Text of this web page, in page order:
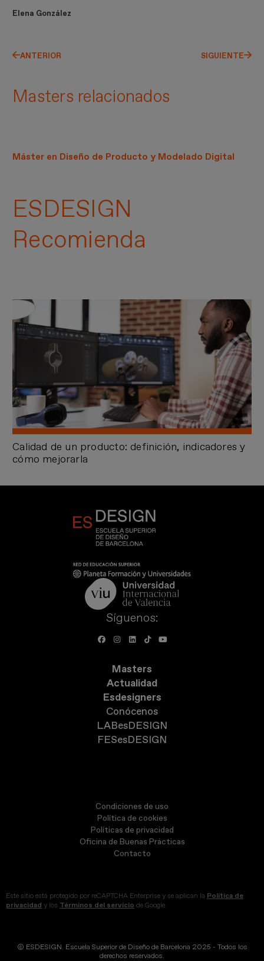
Elena González
ANTERIOR SIGUIENTE
Masters relacionados
Máster en Diseño de Producto y Modelado Digital
ESDESIGN
Recomienda
Calidad de un producto: definición, indicadores y
cómo mejorarla
Síguenos:
Masters
Actualidad
Esdesigners
Conócenos
LABesDESIGN
FESesDESIGN
Condiciones de uso
Política de cookies
Políticas de privacidad
Oficina de Buenas Prácticas
Contacto
Este sitio está protegido por reCAPTCHA Enterprise y se aplican la Política de
privacidad y los Términos del servicio de Google.
© ESDESIGN. Escuela Superior de Diseño de Barcelona 2025 - Todos los
derechos reservados.